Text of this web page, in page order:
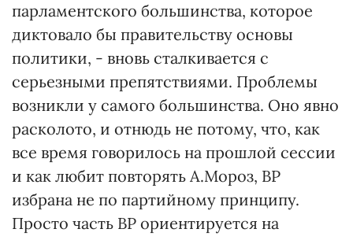
парламентского большинства, которое
диктовало бы правительству основы
политики, - вновь сталкивается с
серьезными препятствиями. Проблемы
возникли у самого большинства. Оно явно
расколото, и отнюдь не потому, что, как
все время говорилось на прошлой сессии
и как любит повторять А.Мороз, ВР
избрана не по партийному принципу.
Просто часть ВР ориентируется на